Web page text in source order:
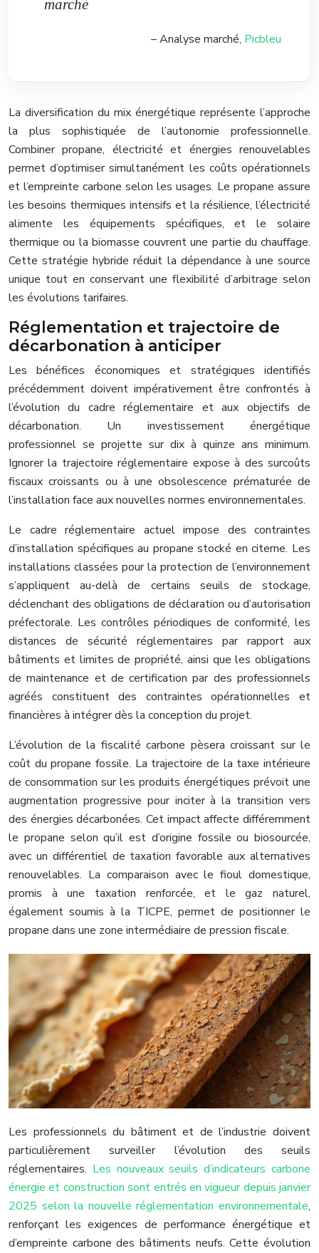
marché
– Analyse marché, Picbleu
La diversification du mix énergétique représente l’approche
la plus sophistiquée de l’autonomie professionnelle.
Combiner propane, électricité et énergies renouvelables
permet d’optimiser simultanément les coûts opérationnels
et l’empreinte carbone selon les usages. Le propane assure
les besoins thermiques intensifs et la résilience, l’électricité
alimente les équipements spécifiques, et le solaire
thermique ou la biomasse couvrent une partie du chauffage.
Cette stratégie hybride réduit la dépendance à une source
unique tout en conservant une flexibilité d’arbitrage selon
les évolutions tarifaires.
Réglementation et trajectoire de
décarbonation à anticiper
Les bénéfices économiques et stratégiques identifiés
précédemment doivent impérativement être confrontés à
l’évolution du cadre réglementaire et aux objectifs de
décarbonation. Un investissement énergétique
professionnel se projette sur dix à quinze ans minimum.
Ignorer la trajectoire réglementaire expose à des surcoûts
fiscaux croissants ou à une obsolescence prématurée de
l’installation face aux nouvelles normes environnementales.
Le cadre réglementaire actuel impose des contraintes
d’installation spécifiques au propane stocké en citerne. Les
installations classées pour la protection de l’environnement
s’appliquent au-delà de certains seuils de stockage,
déclenchant des obligations de déclaration ou d’autorisation
préfectorale. Les contrôles périodiques de conformité, les
distances de sécurité réglementaires par rapport aux
bâtiments et limites de propriété, ainsi que les obligations
de maintenance et de certification par des professionnels
agréés constituent des contraintes opérationnelles et
financières à intégrer dès la conception du projet.
L’évolution de la fiscalité carbone pèsera croissant sur le
coût du propane fossile. La trajectoire de la taxe intérieure
de consommation sur les produits énergétiques prévoit une
augmentation progressive pour inciter à la transition vers
des énergies décarbonées. Cet impact affecte différemment
le propane selon qu’il est d’origine fossile ou biosourcée,
avec un différentiel de taxation favorable aux alternatives
renouvelables. La comparaison avec le fioul domestique,
promis à une taxation renforcée, et le gaz naturel,
également soumis à la TICPE, permet de positionner le
propane dans une zone intermédiaire de pression fiscale.
Les professionnels du bâtiment et de l’industrie doivent
particulièrement surveiller l’évolution des seuils
réglementaires. Les nouveaux seuils d’indicateurs carbone
énergie et construction sont entrés en vigueur depuis janvier
2025 selon la nouvelle réglementation environnementale,
renforçant les exigences de performance énergétique et
d’empreinte carbone des bâtiments neufs. Cette évolution